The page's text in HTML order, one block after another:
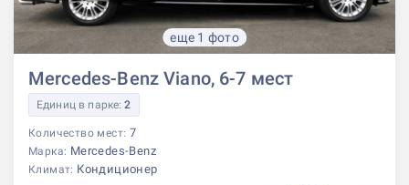
еще 1 фото
Mercedes-Benz Viano, 6-7 мест
Единиц в парке:2
Количество мест: 7
Марка: Mercedes-Benz
Климат: Кондиционер